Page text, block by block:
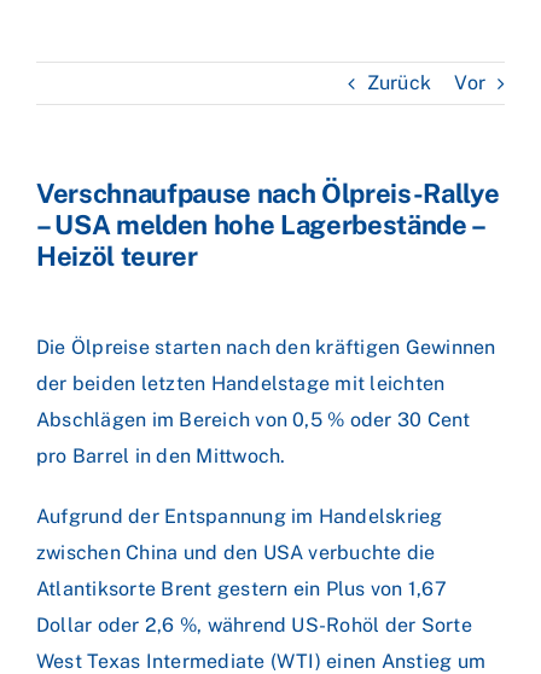
Zurück Vor
Verschnaufpause nach Ölpreis-Rallye
– USA melden hohe Lagerbestände –
Heizöl teurer
Die Ölpreise starten nach den kräftigen Gewinnen
der beiden letzten Handelstage mit leichten
Abschlägen im Bereich von 0,5 % oder 30 Cent
pro Barrel in den Mittwoch.
Aufgrund der Entspannung im Handelskrieg
zwischen China und den USA verbuchte die
Atlantiksorte Brent gestern ein Plus von 1,67
Dollar oder 2,6 %, während US-Rohöl der Sorte
West Texas Intermediate (WTI) einen Anstieg um